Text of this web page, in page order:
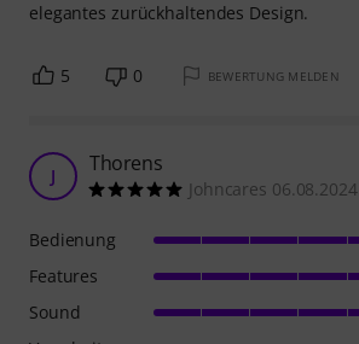
elegantes zurückhaltendes Design.
5 0 BEWERTUNG MELDEN
J Thorens
Johncares 06.08.2024
Bedienung
Features
Sound